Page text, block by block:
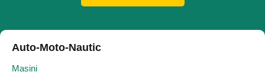
Auto-Moto-Nautic
Masini